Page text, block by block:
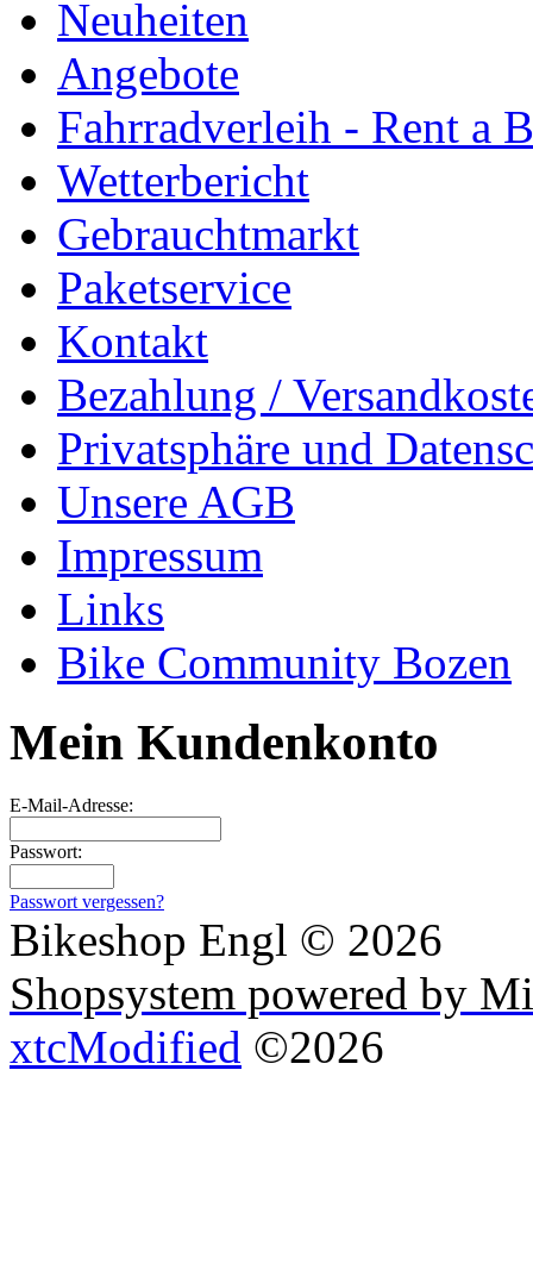
Neuheiten
Angebote
Fahrradverleih - Rent a
Wetterbericht
Gebrauchtmarkt
Paketservice
Kontakt
Bezahlung /
Privatsphäre und
Unsere AGB
Impressum
Links
Bike Community Bozen
Mein Kundenkonto
E-Mail-Adresse:
Passwort:
Passwort vergessen?
Bikeshop Engl © 2026
Shopsystem powered by
xtcModified ©2026